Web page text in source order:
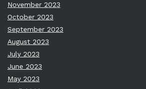
November 2023
October 2023
September 2023
August 2023
July 2023
June 2023
May 2023